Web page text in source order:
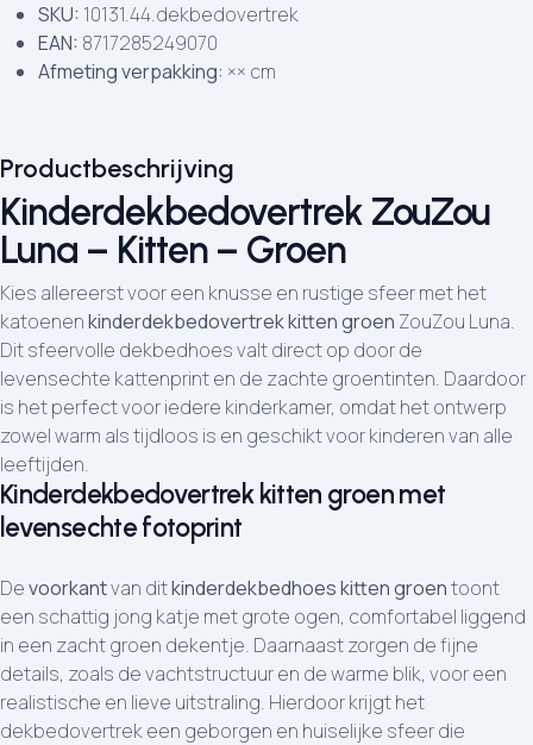
Productbeschrijving
Kinderdekbedovertrek ZouZou
Luna – Kitten – Groen
Kies allereerst voor een knusse en rustige sfeer met het
katoenenkinderdekbedovertrek kitten groen ZouZou Luna.
Dit sfeervolle dekbedhoes valt direct op door de
levensechte kattenprint en de zachte groentinten. Daardoor
is het perfect voor iedere kinderkamer, omdat het ontwerp
zowel warm als tijdloos is en geschikt voor kinderen van alle
leeftijden.
Kinderdekbedovertrek kitten groen met
levensechte fotoprint
Devoorkantvan ditkinderdekbedhoes kitten groentoont
een schattig jong katje met grote ogen, comfortabel liggend
in een zacht groen dekentje. Daarnaast zorgen de fijne
details, zoals de vachtstructuur en de warme blik, voor een
realistische en lieve uitstraling. Hierdoor krijgt het
dekbedovertrek een geborgen en huiselijke sfeer die
SKU: 10131.44.dekbedovertrek
EAN: 8717285249070
Afmeting verpakking: ×× cm